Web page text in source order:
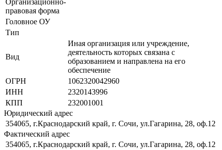
Организационно-
правовая форма
Головное ОУ
Тип
Вид
Иная организация или учреждение,
деятельность которых связана с
образованием и направлена на его
обеспечение
ОГРН
1062320042960
ИНН
2320143996
КПП
232001001
Юридический адрес
354065, г.Краснодарский край, г. Сочи, ул.Гагарина, 28, оф.12
Фактический адрес
354065, г.Краснодарский край, г. Сочи, ул.Гагарина, 28, оф.12